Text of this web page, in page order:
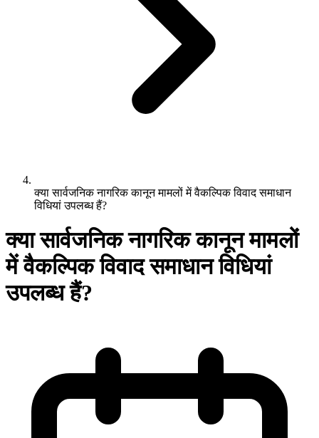
क्या सार्वजनिक नागरिक कानून मामलों में वैकल्पिक विवाद समाधान
विधियां उपलब्ध हैं?
क्या सार्वजनिक नागरिक कानून मामलों
में वैकल्पिक विवाद समाधान विधियां
उपलब्ध हैं?